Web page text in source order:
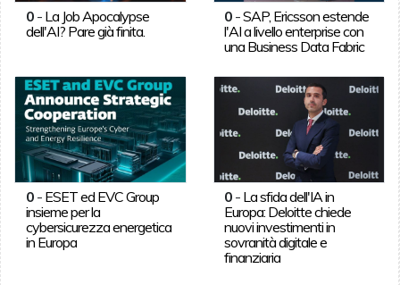
0- La Job Apocalypse
dell'AI? Pare già finita.
0 -SAP, Ericsson estende
l'AI a livello enterprise con
una Business Data Fabric
0- ESET ed EVC Group
insieme per la
cybersicurezza energetica
in Europa
0 - La sfida dell'IA in
Europa: Deloitte chiede
nuovi investimenti in
sovranità digitale e
finanziaria